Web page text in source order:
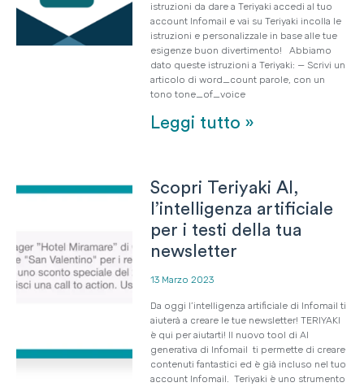
istruzioni da dare a Teriyaki accedi al tuo
account Infomail e vai su Teriyaki incolla le
istruzioni e personalizzale in base alle tue
esigenze buon divertimento! Abbiamo
dato queste istruzioni a Teriyaki: — Scrivi un
articolo di word_count parole, con un
tono tone_of_voice
Leggi tutto »
Scopri Teriyaki AI,
l’intelligenza artificiale
per i testi della tua
newsletter
13 Marzo 2023
Da oggi l’intelligenza artificiale di Infomail ti
aiuterà a creare le tue newsletter! TERIYAKI
è qui per aiutarti! Il nuovo tool di AI
generativa di Infomail ti permette di creare
contenuti fantastici ed è già incluso nel tuo
account Infomail. Teriyaki è uno strumento